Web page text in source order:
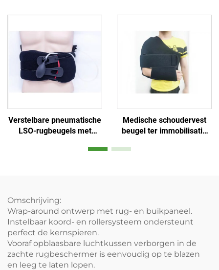
ondersteuning voor de
aangepast op maat
Verstelbare pneumatische
LSO-rugbeugels met
Medische schoudervest
beugel ter immobilisatie
sleutelbeen gewricht
Omschrijving:
Wrap-around ontwerp met rug- en buikpaneel.
Instelbaar koord- en rollersysteem ondersteunt
perfect de kernspieren.
Vooraf opblaasbare luchtkussen verborgen in de
zachte rugbeschermer is eenvoudig op te blazen
en leeg te laten lopen.